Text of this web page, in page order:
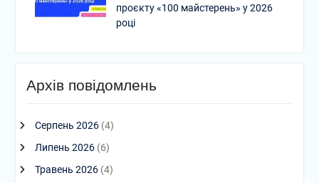
проєкту «100 майстерень» у 2026
році
Архів повідомлень
Серпень 2026(4)
Липень 2026(6)
Травень 2026(4)